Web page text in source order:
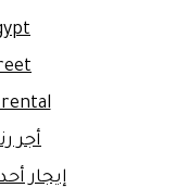
أجر
إيجار